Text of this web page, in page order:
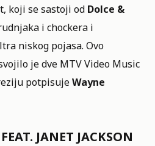
koji se sastoji od Dolce &
i chockera i
niskog pojasa. Ovo
je dve MTV Video Music
potpisujeWayne
JANET JACKSON